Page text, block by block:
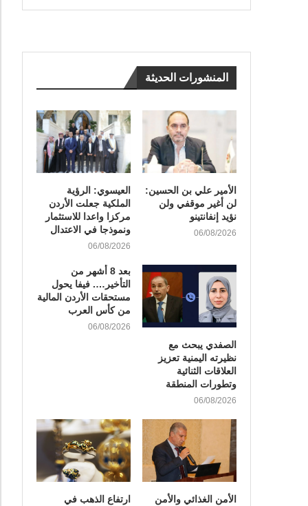
المنشورات الحديثة
الأمير علي بن الحسين:
لن أغير موقفي ولن
نؤيد إنفانتينو
06/08/2026
العيسوي: الرؤية
الملكية جعلت الأردن
مركزا واعدا للاستثمار
ونموذجا في الاعتدال
06/08/2026
الصفدي يبحث مع
نظيرته اليمنية تعزيز
العلاقات الثنائية
وتطورات المنطقة
06/08/2026
بعد 8 أشهر من
التأخير…. فيفا يحول
مستحقات الأردن المالية
من كأس العرب
06/08/2026
الأمن الغذائي والأمن
ارتفاع الذهب في